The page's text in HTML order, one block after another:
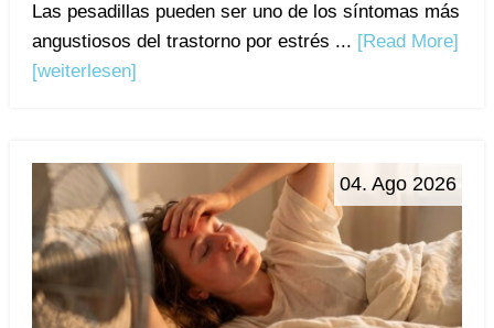
Las pesadillas pueden ser uno de los síntomas más
angustiosos del trastorno por estrés ... [Read More]
[weiterlesen]
04. Ago 2026